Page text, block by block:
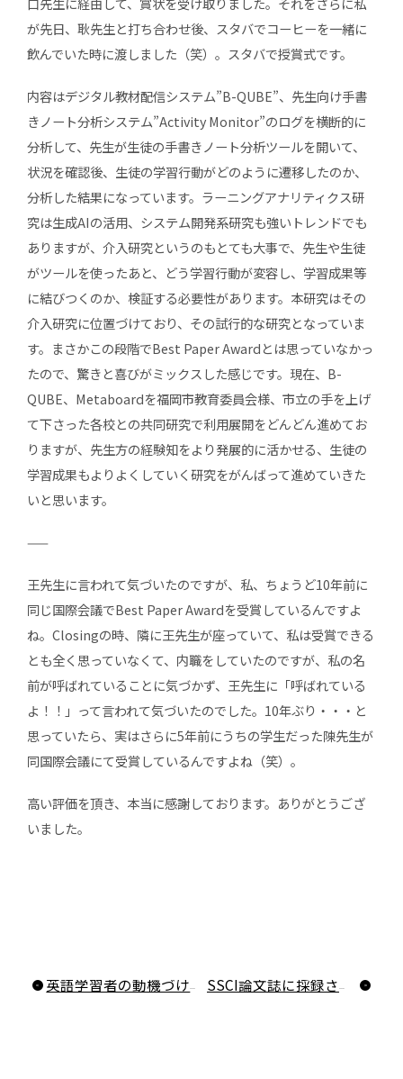
が先日、耿先生と打ち合わせ後、スタバでコーヒーを一緒に
飲んでいた時に渡しました（笑）。スタバで授賞式です。
内容はデジタル教材配信システム”B-QUBE”、先生向け手書
きノート分析システム”Activity Monitor”のログを横断的に
分析して、先生が生徒の手書きノート分析ツールを開いて、
状況を確認後、生徒の学習行動がどのように遷移したのか、
分析した結果になっています。ラーニングアナリティクス研
究は生成AIの活用、システム開発系研究も強いトレンドでも
ありますが、介入研究というのもとても大事で、先生や生徒
がツールを使ったあと、どう学習行動が変容し、学習成果等
に結びつくのか、検証する必要性があります。本研究はその
介入研究に位置づけており、その試行的な研究となっていま
す。まさかこの段階でBest Paper Awardとは思っていなかっ
たので、驚きと喜びがミックスした感じです。現在、B-
QUBE、Metaboardを福岡市教育委員会様、市立の手を上げ
て下さった各校との共同研究で利用展開をどんどん進めてお
りますが、先生方の経験知をより発展的に活かせる、生徒の
学習成果もよりよくしていく研究をがんばって進めていきた
いと思います。
——
王先生に言われて気づいたのですが、私、ちょうど10年前に
同じ国際会議でBest Paper Awardを受賞しているんですよ
ね。Closingの時、隣に王先生が座っていて、私は受賞できる
とも全く思っていなくて、内職をしていたのですが、私の名
前が呼ばれていることに気づかず、王先生に「呼ばれている
よ！！」って言われて気づいたのでした。10年ぶり・・・と
思っていたら、実はさらに5年前にうちの学生だった陳先生が
同国際会議にて受賞しているんですよね（笑）。
高い評価を頂き、本当に感謝しております。ありがとうござ
いました。
英語学習者の動機づけと学習方略はどのように変化するのか？―自己調整学習に基づくライティング指導の縦断的研究 SSCI論文誌に採録されました！〜「どうしてあの新人は成長が早いのか？」職場における9か月の追跡でわかったタイミング